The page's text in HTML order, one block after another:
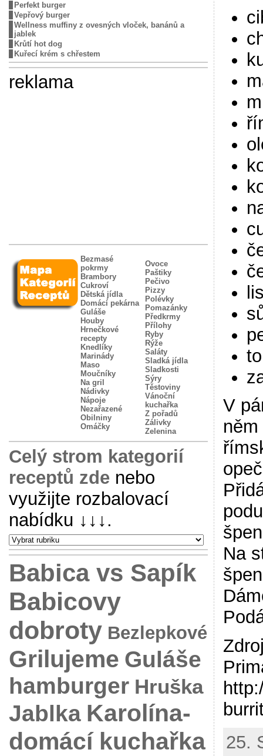
Perfekt burger
Vepřový burger
Wellness muffiny z ovesných vloček, banánů a
jablek
Krůtí hot dog
Kuřecí krém s chřestem
reklama
Bezmasé
pokrmy
Brambory
Cukroví
Dětská jídla
Domácí pekárna
Guláše
Houby
Hrnečkové
recepty
Knedlíky
Marinády
Maso
Moučníky
Na gril
Nádivky
Nápoje
Nezařazené
Obilniny
Omáčky
Ovoce
Paštiky
Pečivo
Pizzy
Polévky
Pomazánky
Předkrmy
Přílohy
Ryby
Rýže
Saláty
Sladká jídla
Sladkosti
Sýry
Těstoviny
Vánoční
kuchařka
Z pořadů
Zálivky
Zelenina
Celý strom kategorií
receptů zde nebo
využijte rozbalovací
nabídku ↓↓↓.
Babica vs Sapík
Babicovy
dobroty Bezlepkové
Grilujeme Guláše
hamburger Hruška
Jablka Karolína-
domácí kuchařka
V
Na
25.